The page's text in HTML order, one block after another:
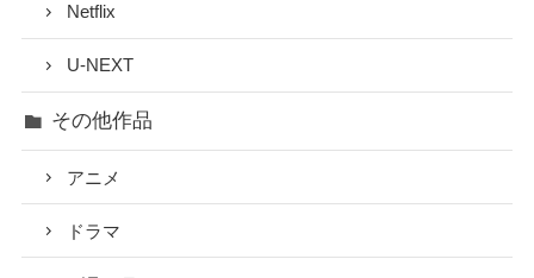
Netflix
U-NEXT
その他作品
アニメ
ドラマ